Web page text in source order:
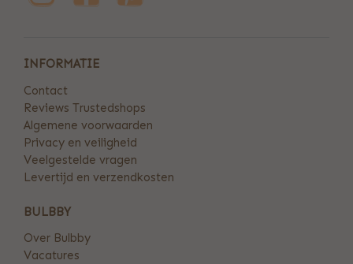
INFORMATIE
Contact
Reviews Trustedshops
Algemene voorwaarden
Privacy en veiligheid
Veelgestelde vragen
Levertijd en verzendkosten
BULBBY
Over Bulbby
Vacatures